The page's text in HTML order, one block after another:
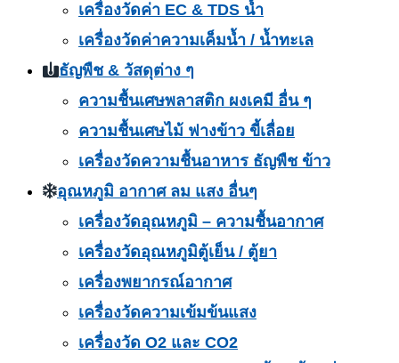
เครื่องวัดค่า EC & TDS น้ำ
เครื่องวัดค่าความเค็มน้ำ / น้ำทะเล
ธัญพืช & วัสดุต่าง ๆ
ความชื้นเศษพลาสติก ผงเคมี อื่น ๆ
ความชื้นเศษไม้ ฟางข้าว ขี้เลื่อย
เครื่องวัดความชื้นอาหาร ธัญพืช ข้าว
อุณหภูมิ อากาศ ลม แสง อื่นๆ
เครื่องวัดอุณหภูมิ – ความชื้นอากาศ
เครื่องวัดอุณหภูมิตู้เย็น / ตู้ยา
เครื่องพยากรณ์อากาศ
เครื่องวัดความเข้มข้นแสง
เครื่องวัด O2 และ CO2